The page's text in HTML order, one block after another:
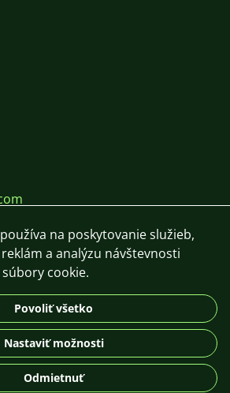
DE
© 2026 For Aquarist
na poskytovanie služieb,
a analýzu návštevnosti
súbory cookie.
Povoliť všetko
Nastaviť možnosti
Odmietnuť